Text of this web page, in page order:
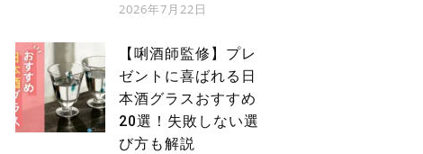
2026年7月22日
【唎酒師監修】プレ
ゼントに喜ばれる日
本酒グラスおすすめ
20選！失敗しない選
び方も解説